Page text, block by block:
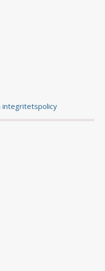
integritetspolicy